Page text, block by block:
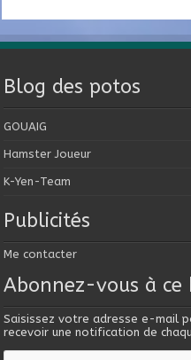
Blog des potos
GOUAIG
Hamster Joueur
K-Yen-Team
Publicités
Me contacter
Abonnez-vous à
Saisissez votre adresse e-mail
recevoir une notification de
Adresse